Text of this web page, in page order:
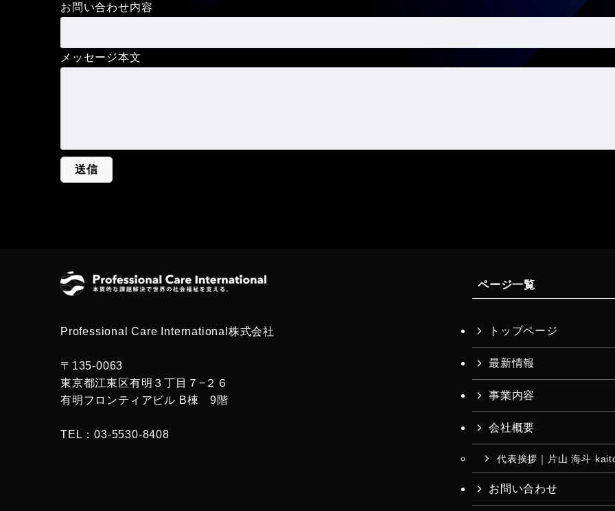
お問い合わせ内容
メッセージ本文
Professional Care International株式会社
〒135-0063
東京都江東区有明３丁目７−２６
有明フロンティアビル B棟 9階
TEL：03-5530-8408
ページ一覧
トップページ
最新情報
事業内容
会社概要
代表挨拶｜片山 海斗
お問い合わせ